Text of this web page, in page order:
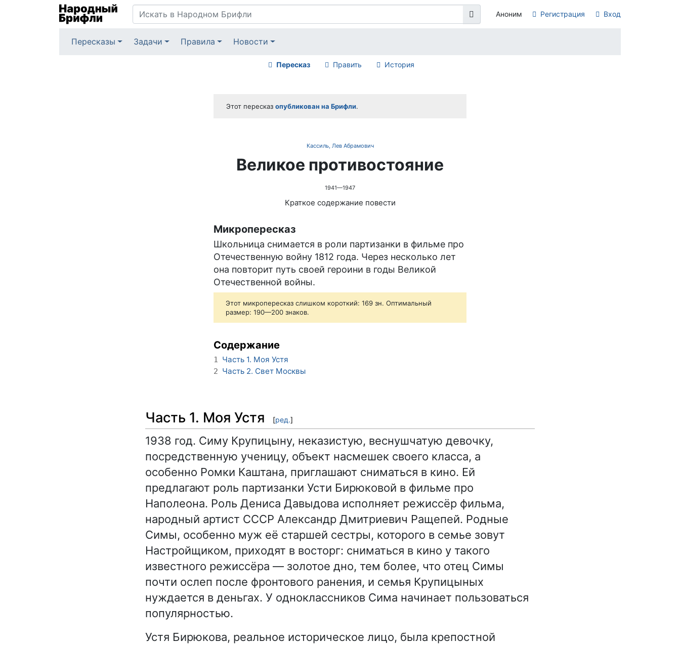
Аноним Регистрация Вход
Пересказы Задачи Правила Новости
Пересказ Править История
Этот пересказ опубликован на Брифли.
Кассиль, Лев Абрамович
Великое противостояние
1941—1947
Краткое содержание повести
Микропересказ
Школьница снимается в роли партизанки в фильме про
Отечественную войну 1812 года. Через несколько лет
она повторит путь своей героини в годы Великой
Отечественной войны.
Этот микропересказ слишком короткий: 169 зн. Оптимальный
размер: 190—200 знаков.
Содержание
1 Часть 1. Моя Устя
2 Часть 2. Свет Москвы
Часть 1. Моя Устя [ред.]
1938 год. Симу Крупицыну, неказистую, веснушчатую девочку,
посредственную ученицу, объект насмешек своего класса, а
особенно Ромки Каштана, приглашают сниматься в кино. Ей
предлагают роль партизанки Усти Бирюковой в фильме про
Наполеона. Роль Дениса Давыдова исполняет режиссёр фильма,
народный артист СССР Александр Дмитриевич Ращепей. Родные
Симы, особенно муж её старшей сестры, которого в семье зовут
Настройщиком, приходят в восторг: сниматься в кино у такого
известного режиссёра — золотое дно, тем более, что отец Симы
почти ослеп после фронтового ранения, и семья Крупицыных
нуждается в деньгах. У одноклассников Сима начинает пользоваться
популярностью.
Устя Бирюкова, реальное историческое лицо, была крепостной